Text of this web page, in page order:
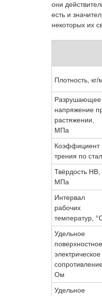
они
есть и
некоторых их
Плотность, кг/
Разрушающее
напряжение
растяжении,
МПа
Коэффициент
трения по
Твёрдость HB,
МПа
Интервал
рабочих
температур,
Удельное
поверхностное
электрическое
Ом
Удельное